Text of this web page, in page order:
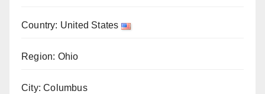
Country: United States
Region: Ohio
City: Columbus